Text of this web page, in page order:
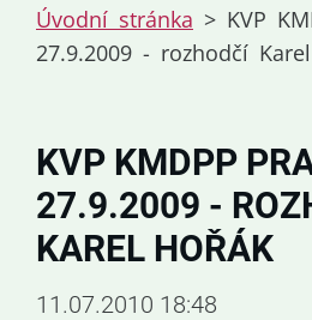
Úvodní stránka > KVP
27.9.2009 - rozhodčí
KVP KMDPP
27.9.2009 -
KAREL HOŘÁK
11.07.2010 18:48